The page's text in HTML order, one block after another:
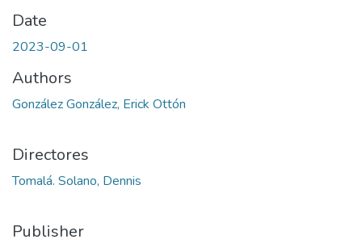
Date
2023-09-01
Authors
González González, Erick Ottón
Directores
Tomalá. Solano, Dennis
Publisher